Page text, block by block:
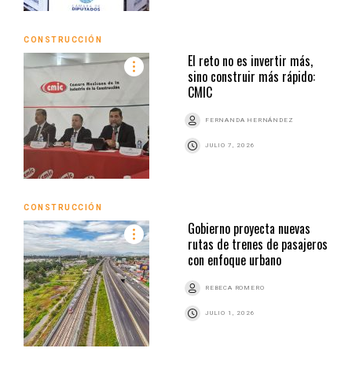
CONSTRUCCIÓN
El reto no es invertir más,
sino construir más rápido:
CMIC
FERNANDA HERNÁNDEZ
JULIO 7, 2026
CONSTRUCCIÓN
Gobierno proyecta nuevas
rutas de trenes de pasajeros
con enfoque urbano
REBECA ROMERO
JULIO 1, 2026